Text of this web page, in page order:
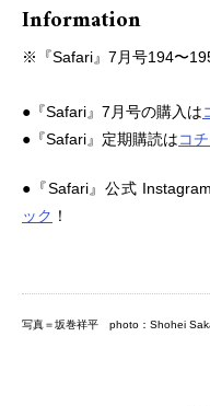
Information
※『Safari』7月号194〜
●『Safari』7月号の購入は
●『Safari』定期購読はコ
●『Safari』公式
ック ！
写真＝坂巻祥平 photo：Shohei